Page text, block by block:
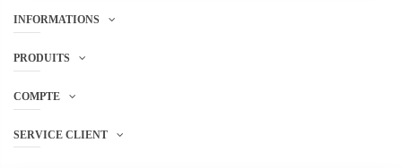
INFORMATIONS
PRODUITS
COMPTE
SERVICE CLIENT